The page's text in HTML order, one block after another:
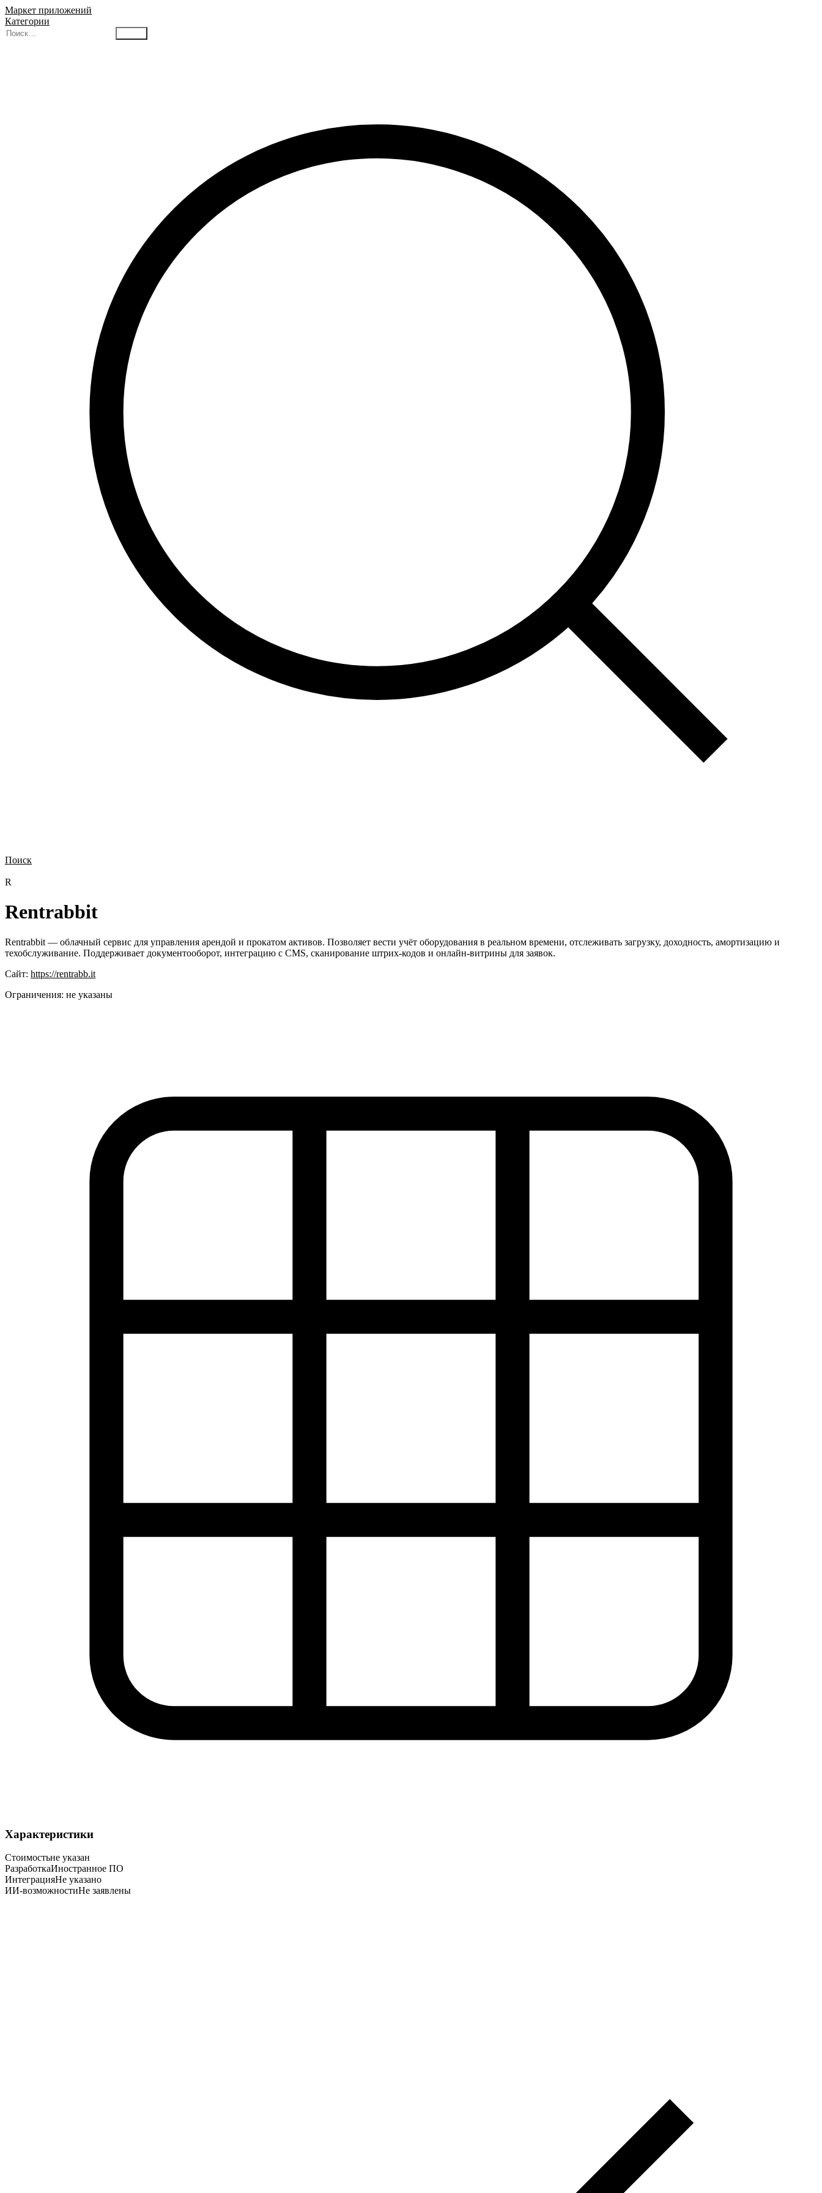
Маркет приложений
Категории
Поиск
R
Rentrabbit
Rentrabbit — облачный сервис для управления арендой и прокатом активов. Позволяет вести учёт оборудования в реальном времени, отслеживать загрузку, доходность, амортизацию и
техобслуживание. Поддерживает документооборот, интеграцию с CMS, сканирование штрих-кодов и онлайн-витрины для заявок.
Сайт: https://rentrabb.it
Ограничения: не указаны
Характеристики
Стоимостьне указан
РазработкаИностранное ПО
ИнтеграцияНе указано
ИИ-возможностиНе заявлены